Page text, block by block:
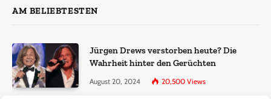
AM BELIEBTESTEN
Jürgen Drews verstorben heute? Die
Wahrheit hinter den Gerüchten
August 20, 2024 20,500 Views